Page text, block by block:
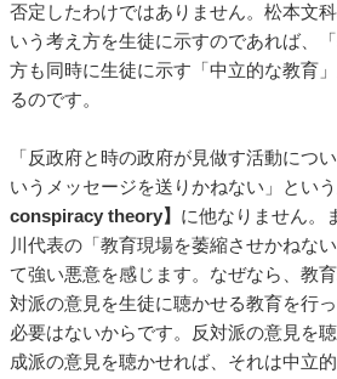
否定したわけではありません。松本文
いう考え方を生徒に示すのであれば、
方も同時に生徒に示す「中立的な教育
るのです。
「反政府と時の政府が見做す活動につ
いうメッセージを送りかねない」という
conspiracy theory】 に他なりません。
川代表の「教育現場を萎縮させかねな
て強い悪意を感じます。なぜなら、教
対派の意見を生徒に聴かせる教育を行
必要はないからです。反対派の意見を
成派の意見を聴かせれば、それは中立